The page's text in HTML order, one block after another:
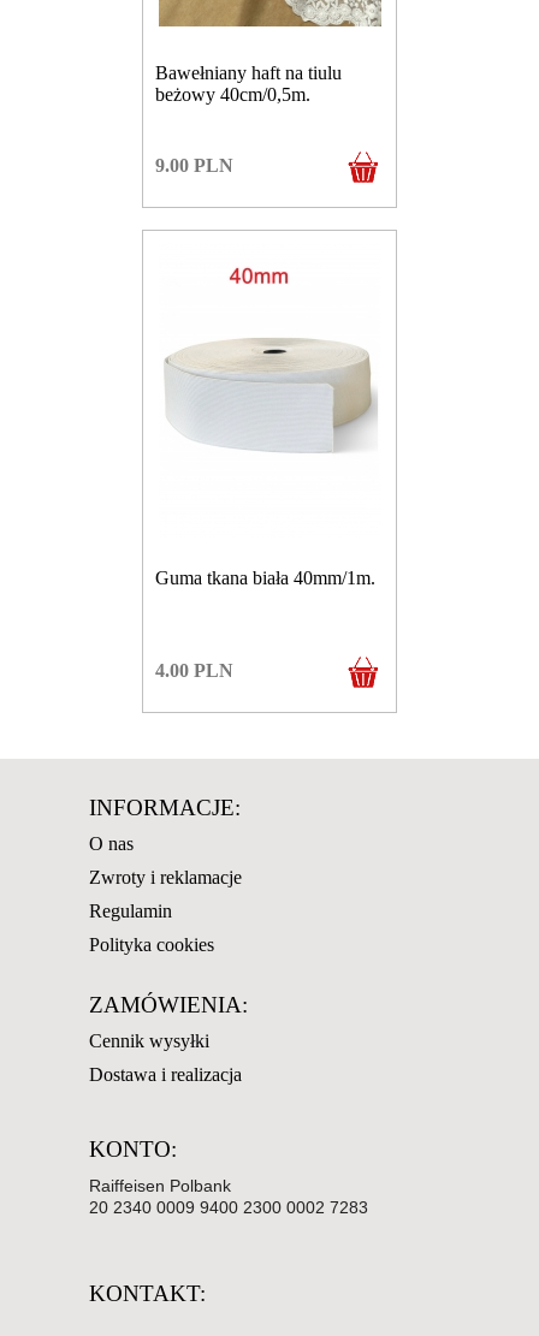
Bawełniany haft na tiulu
beżowy 40cm/0,5m.
9.00 PLN
Guma tkana biała 40mm/1m.
4.00 PLN
INFORMACJE:
O nas
Zwroty i reklamacje
Regulamin
Polityka cookies
ZAMÓWIENIA:
Cennik wysyłki
Dostawa i realizacja
KONTO:
Raiffeisen Polbank
20 2340 0009 9400 2300 0002 7283
KONTAKT: